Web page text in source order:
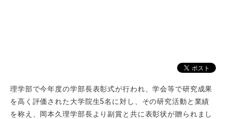
理学部で今年度の学部長表彰式が行われ、学会等で研究成果
を高く評価された大学院生5名に対し、その研究活動と業績
を称え、岡本久理学部長より副賞と共に表彰状が贈られまし